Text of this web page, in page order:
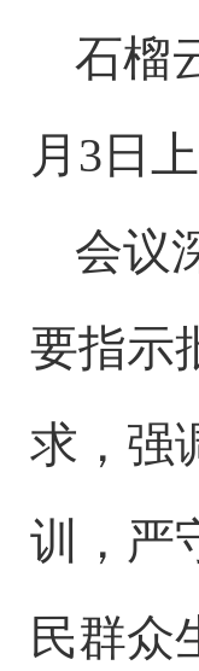
石榴
月3日
会议
要指示
求，强
训，严
民群众